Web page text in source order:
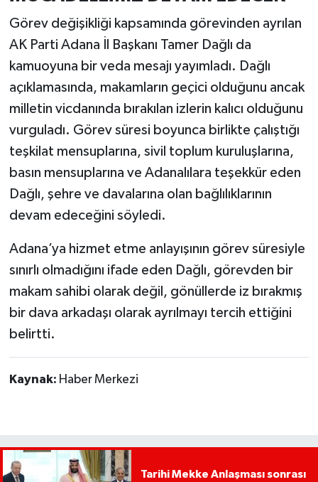
Görev değişikliği kapsamında görevinden ayrılan
AK Parti Adana İl Başkanı Tamer Dağlı da
kamuoyuna bir veda mesajı yayımladı. Dağlı
açıklamasında, makamların geçici olduğunu ancak
milletin vicdanında bırakılan izlerin kalıcı olduğunu
vurguladı. Görev süresi boyunca birlikte çalıştığı
teşkilat mensuplarına, sivil toplum kuruluşlarına,
basın mensuplarına ve Adanalılara teşekkür eden
Dağlı, şehre ve davalarına olan bağlılıklarının
devam edeceğini söyledi.
Adana’ya hizmet etme anlayışının görev süresiyle
sınırlı olmadığını ifade eden Dağlı, görevden bir
makam sahibi olarak değil, gönüllerde iz bırakmış
bir dava arkadaşı olarak ayrılmayı tercih ettiğini
belirtti.
Kaynak: Haber Merkezi
Tarihi Mekke Anlaşması sonrası